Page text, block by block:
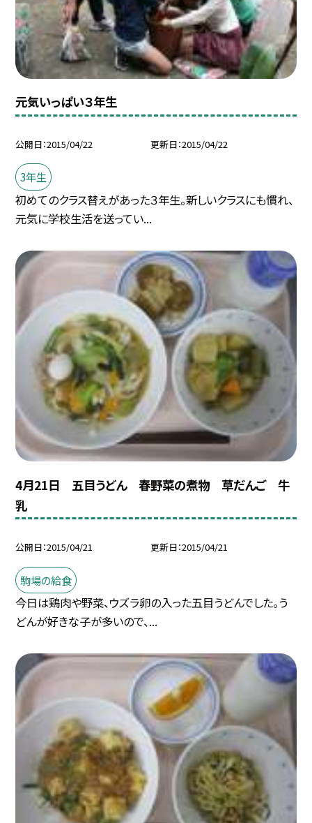
元気いっぱい３年生
公開日 2015/04/22 更新日 2015/04/22
3年生
初めてのクラス替えがあった３年生。新しいクラスにも慣れ、
元気に学校生活を送ってい...
4月21日 五目うどん 春野菜の煮物 草だんご 牛
乳
公開日 2015/04/21 更新日 2015/04/21
駒場の給食
今日は鶏肉や野菜、ウズラ卵の入った五目うどんでした。う
どんが好きな子が多いので、...